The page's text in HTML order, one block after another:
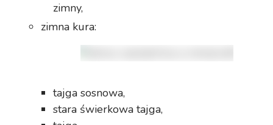
zimny,
zimna kura:
tajga sosnowa,
stara świerkowa tajga,